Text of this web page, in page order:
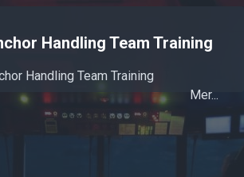
Handling Team Training
Handling Team Training
Mer...